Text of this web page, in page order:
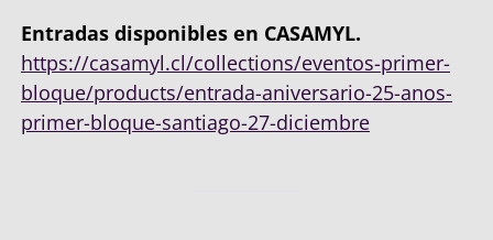
Entradas disponibles en CASAMYL.
https://casamyl.cl/collections/eventos-primer-
bloque/products/entrada-aniversario-25-anos-
primer-bloque-santiago-27-diciembre